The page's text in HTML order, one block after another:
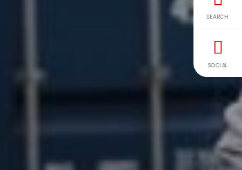
SEARCH
SOCIAL